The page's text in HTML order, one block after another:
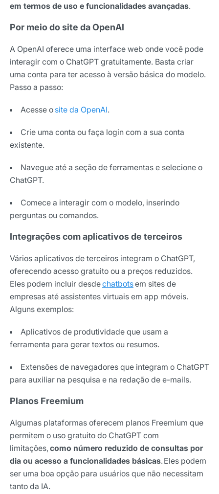
em termos de uso e funcionalidades avançadas.
Por meio do site da OpenAI
A OpenAI oferece uma interface web onde você pode
interagir com o ChatGPT gratuitamente. Basta criar
uma conta para ter acesso à versão básica do modelo.
Passo a passo:
Acesse o site da OpenAI.
Crie uma conta ou faça login com a sua conta
existente.
Navegue até a seção de ferramentas e selecione o
ChatGPT.
Comece a interagir com o modelo, inserindo
perguntas ou comandos.
Integrações com aplicativos de terceiros
Vários aplicativos de terceiros integram o ChatGPT,
oferecendo acesso gratuito ou a preços reduzidos.
Eles podem incluir desdechatbotsem sites de
empresas até assistentes virtuais em app móveis.
Alguns exemplos:
Aplicativos de produtividade que usam a
ferramenta para gerar textos ou resumos.
Extensões de navegadores que integram o ChatGPT
para auxiliar na pesquisa e na redação de e-mails.
Planos Freemium
Algumas plataformas oferecem planos Freemium que
permitem o uso gratuito do ChatGPT com
limitações, como número reduzido de consultas por
dia ou acesso a funcionalidades básicas. Eles podem
ser uma boa opção para usuários que não necessitam
tanto da IA.